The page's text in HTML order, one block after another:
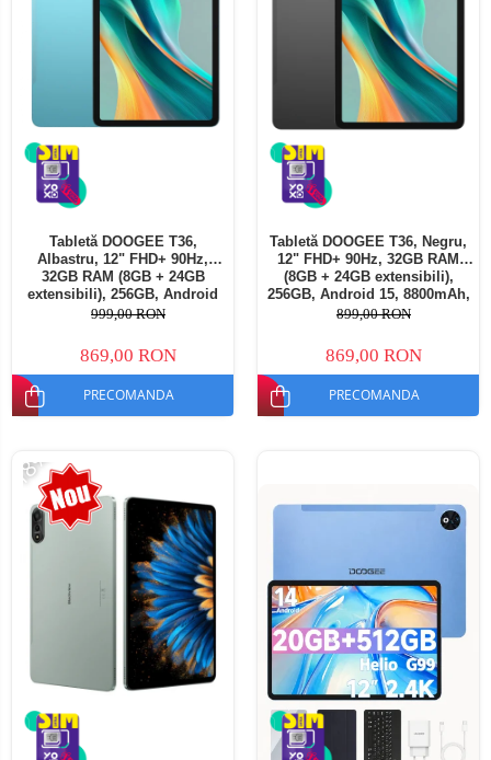
Tabletă DOOGEE T36,
Albastru, 12" FHD+ 90Hz,
32GB RAM (8GB + 24GB
extensibili), 256GB, Android
15, 8800mAh, Dual SIM
999,00 RON
869,00 RON
PRECOMANDA
Tabletă DOOGEE T36, Negru,
12" FHD+ 90Hz, 32GB RAM
(8GB + 24GB extensibili),
256GB, Android 15, 8800mAh,
Dual SIM
899,00 RON
869,00 RON
PRECOMANDA
-18%